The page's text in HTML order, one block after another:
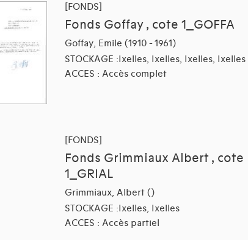
[FONDS]
Fonds Goffay , cote 1_GOFFA
Goffay, Emile (1910 - 1961)
STOCKAGE :Ixelles, Ixelles, Ixelles, Ixelles
ACCES : Accès complet
[FONDS]
Fonds Grimmiaux Albert , cote
1_GRIAL
Grimmiaux, Albert ()
STOCKAGE :Ixelles, Ixelles
ACCES : Accès partiel